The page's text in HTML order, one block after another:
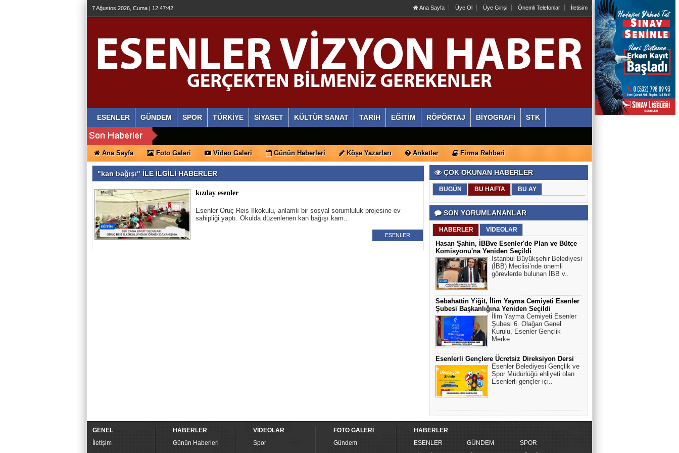
7 Ağustos 2026, Cuma | 12:47:43 Ana Sayfa Üye Ol Üye Girişi Önemli Telefonlar İletisim
ESENLER GÜNDEM SPOR TÜRKİYE SİYASET KÜLTÜR SANAT TARİH EĞİTİM RÖPÖRTAJ BİYOGRAFİ STK
Ana Sayfa Foto Galeri Video Galeri Günün Haberleri Köşe Yazarları Anketler Firma Rehberi
"kan bağışı" İLE İLGİLİ HABERLER
kızılay esenler
Esenler Oruç Reis İlkokulu, anlamlı bir sosyal sorumluluk projesine ev
sahipliği yaptı. Okulda düzenlenen kan bağışı kam..
ESENLER
ÇOK OKUNAN HABERLER
BUGÜN BU HAFTA BU AY
SON YORUMLANANLAR
HABERLER VİDEOLAR
Hasan Şahin, İBBve Esenler'de Plan ve Bütçe
Komisyonu'na Yeniden Seçildi
İstanbul Büyükşehir Belediyesi
(İBB) Meclisi’nde önemli
görevlerde bulunan İBB v..
Sebahattin Yiğit, İlim Yayma Cemiyeti Esenler
Şubesi Başkanlığına Yeniden Seçildi
İlim Yayma Cemiyeti Esenler
Şubesi 6. Olağan Genel
Kurulu, Esenler Gençlik
Merke..
Esenlerli Gençlere Ücretsiz Direksiyon Dersi
Esenler Belediyesi Gençlik ve
Spor Müdürlüğü ehliyeti olan
Esenlerli gençler içi..
GENEL
İletişim
HABERLER
Günün Haberleri
VİDEOLAR
Spor
FOTO GALERİ
Gündem
HABERLER
ESENLER
GÜNDEM
SPOR